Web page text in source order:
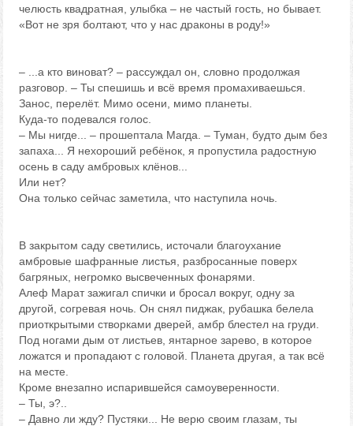
челюсть квадратная, улыбка – не частый гость, но бывает.
«Вот не зря болтают, что у нас драконы в роду!»
– ...а кто виноват? – рассуждал он, словно продолжая
разговор. – Ты спешишь и всё время промахиваешься.
Занос, перелёт. Мимо осени, мимо планеты.
Куда-то подевался голос.
– Мы нигде... – прошептала Магда. – Туман, будто дым без
запаха... Я нехороший ребёнок, я пропустила радостную
осень в саду амбровых клёнов...
Или нет?
Она только сейчас заметила, что наступила ночь.
В закрытом саду светились, источали благоухание
амбровые шафранные листья, разбросанные поверх
багряных, негромко высвеченных фонарями.
Алеф Марат зажигал спички и бросал вокруг, одну за
другой, согревая ночь. Он снял пиджак, рубашка белела
приоткрытыми створками дверей, амбр блестел на груди.
Под ногами дым от листьев, янтарное зарево, в которое
ложатся и пропадают с головой. Планета другая, а так всё
на месте.
Кроме внезапно испарившейся самоуверенности.
– Ты, э?..
– Давно ли жду? Пустяки... Не верю своим глазам, ты